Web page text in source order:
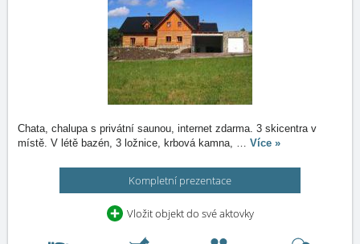
Chata, chalupa s privátní saunou, internet zdarma. 3 skicentra v
místě. V létě bazén, 3 ložnice, krbová kamna, … Více »
Kompletní prezentace
Vložit objekt do své aktovky